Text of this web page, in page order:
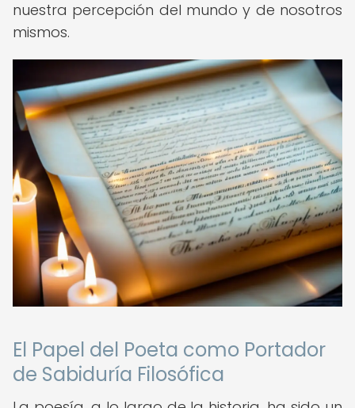
nuestra percepción del mundo y de nosotros
mismos.
El Papel del Poeta como Portador
de Sabiduría Filosófica